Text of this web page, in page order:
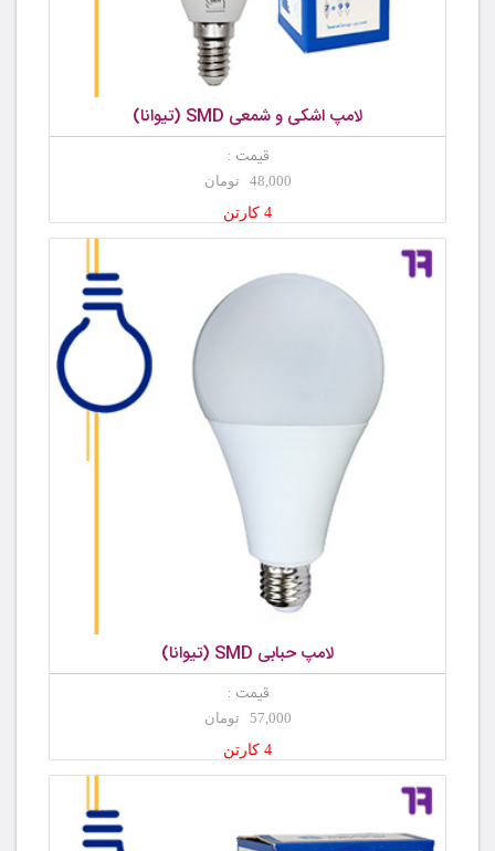
لامپ اشکی و شمعی SMD (تیوانا)
قیمت :
48,000 تومان
4 کارتن
لامپ حبابی SMD (تیوانا)
قیمت :
57,000 تومان
4 کارتن